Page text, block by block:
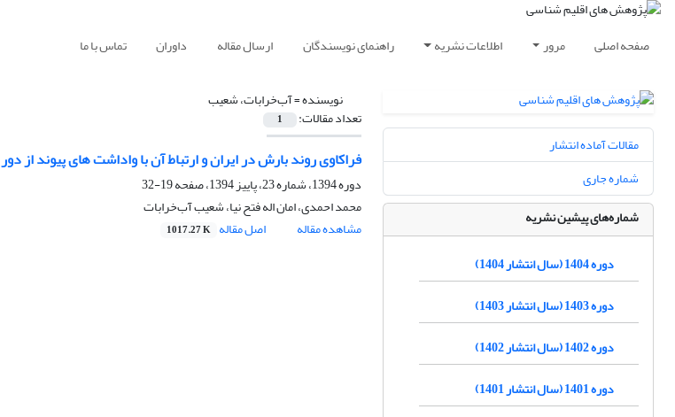
صفحه اصلی مرور اطلاعات نشریه راهنمای نویسندگان ارسال مقاله داوران تماس با ما
نویسنده =آب‌خرابات، شعیب
تعداد مقالات: 1
فراکاوی روند بارش در ایران و ارتباط آن با واداشت های پیوند از دور
دوره 1394، شماره 23، پاییز 1394، صفحه
19-32
محمد احمدی، امان اله فتح نیا، شعیب آب‌خرابات
مشاهده مقاله
اصل مقاله 1017.27 K
مقالات آماده انتشار
شماره جاری
شماره‌های پیشین نشریه
دوره 1404 (سال انتشار 1404)
دوره 1403 (سال انتشار 1403)
دوره 1402 (سال انتشار 1402)
دوره 1401 (سال انتشار 1401)